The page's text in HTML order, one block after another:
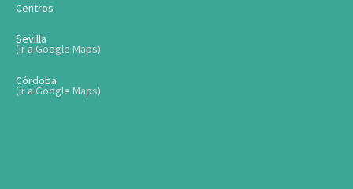
Centros
Sevilla
(Ir a Google Maps)
Córdoba
(Ir a Google Maps)